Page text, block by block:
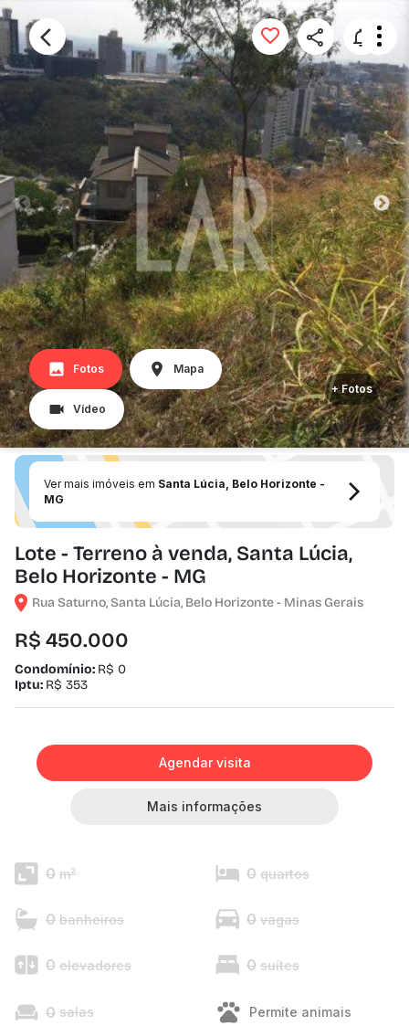
Fotos Mapa
Vídeo
+ Fotos
Ver mais imóveis em Santa Lúcia, Belo Horizonte -
MG
Lote - Terreno à venda, Santa Lúcia,
Belo Horizonte - MG
Rua Saturno, Santa Lúcia, Belo Horizonte - Minas Gerais
R$ 450.000
Condomínio: R$ 0
Iptu: R$ 353
Agendar visita
Mais informações
0 m² 0 quartos
0 banheiros 0 vagas
0 elevadores 0 suítes
0 salas Permite animais